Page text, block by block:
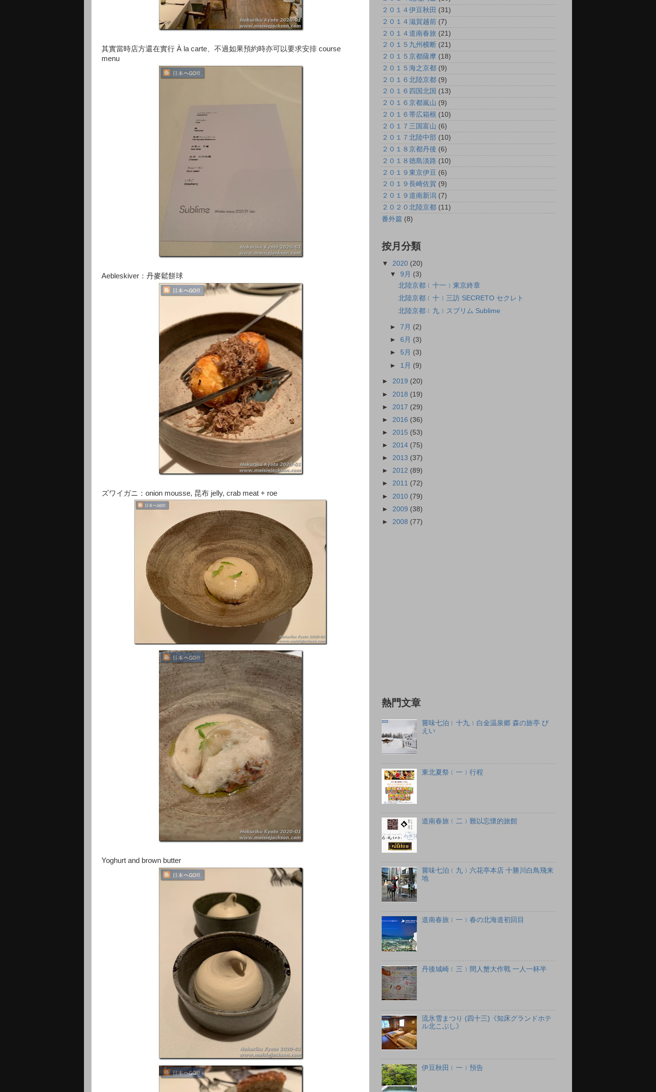
其實當時店方還在實行 À la carte、不過如果預約時亦可以要求安排 course
menu
Aebleskiver：丹麥鬆餅球
ズワイガニ：onion mousse, 昆布 jelly, crab meat + roe
Yoghurt and brown butter
２０１４伊豆秋田 (31)
２０１４滋賀越前 (7)
２０１４道南春旅 (21)
２０１５九州横断 (21)
２０１５京都薩摩 (18)
２０１５海之京都 (9)
２０１６北陸京都 (9)
２０１６四国北国 (13)
２０１６京都嵐山 (9)
２０１６帯広箱根 (10)
２０１７三国富山 (6)
２０１７北陸中部 (10)
２０１８京都丹後 (6)
２０１８徳島淡路 (10)
２０１９東京伊豆 (6)
２０１９長崎佐賀 (9)
２０１９道南新潟 (7)
２０２０北陸京都 (11)
番外篇 (8)
按月分類
▼ 2020 (20)
▼9月 (3)
北陸京都﹝十一﹞東京終章
北陸京都﹝十﹞三訪 SECRETO セクレト
北陸京都﹝九﹞スブリム Sublime
►7月 (2)
►6月 (3)
► 5月 (3)
► 1月 (9)
► 2019 (20)
► 2018 (19)
► 2017 (29)
► 2016 (36)
► 2015 (53)
► 2014 (75)
► 2013 (37)
► 2012 (89)
► 2011 (72)
► 2010 (79)
► 2009 (38)
► 2008 (77)
熱門文章
嘗味七泊﹝十九﹞白金温泉郷 森の旅亭 び
えい
東北夏祭﹝一﹞行程
道南春旅﹝二﹞難以忘懷的旅館
嘗味七泊﹝九﹞六花亭本店 十勝川白鳥飛来
地
道南春旅﹝一﹞春の北海道初回目
丹後城崎﹝三﹞間人蟹大作戰 一人一杯半
流氷雪まつり (四十三)《知床グランドホテ
ル北こぶし》
伊豆秋田﹝一﹞預告